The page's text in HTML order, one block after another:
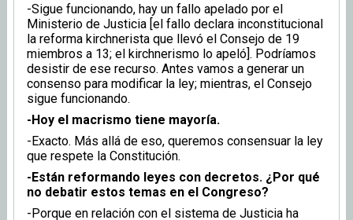
-Sigue funcionando, hay un fallo apelado por el
Ministerio de Justicia [el fallo declara inconstitucional
la reforma kirchnerista que llevó el Consejo de 19
miembros a 13; el kirchnerismo lo apeló]. Podríamos
desistir de ese recurso. Antes vamos a generar un
consenso para modificar la ley; mientras, el Consejo
sigue funcionando.
-Hoy el macrismo tiene mayoría.
-Exacto. Más allá de eso, queremos consensuar la ley
que respete la Constitución.
-Están reformando leyes con decretos. ¿Por qué
no debatir estos temas en el Congreso?
-Porque en relación con el sistema de Justicia ha